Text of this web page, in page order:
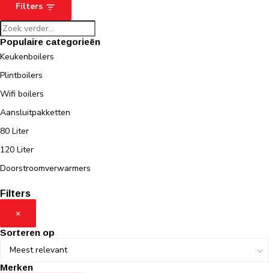
Filters
Populaire categorieën
Keukenboilers
Plintboilers
Wifi boilers
Aansluitpakketten
80 Liter
120 Liter
Doorstroomverwarmers
Filters
×
Sorteren op
Merken